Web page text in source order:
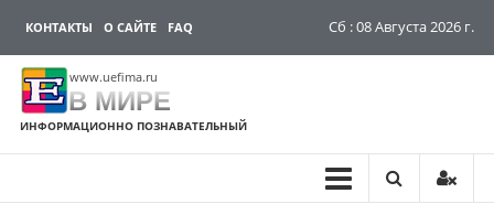
КОНТАКТЫ О САЙТЕ FAQ Сб : 08 Августа 2026 г.
www.uefima.ru
В МИРЕ
ИНФОРМАЦИОННО ПОЗНАВАТЕЛЬНЫЙ